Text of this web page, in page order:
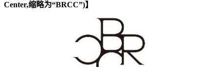
Center,缩略为“BRCC”)】